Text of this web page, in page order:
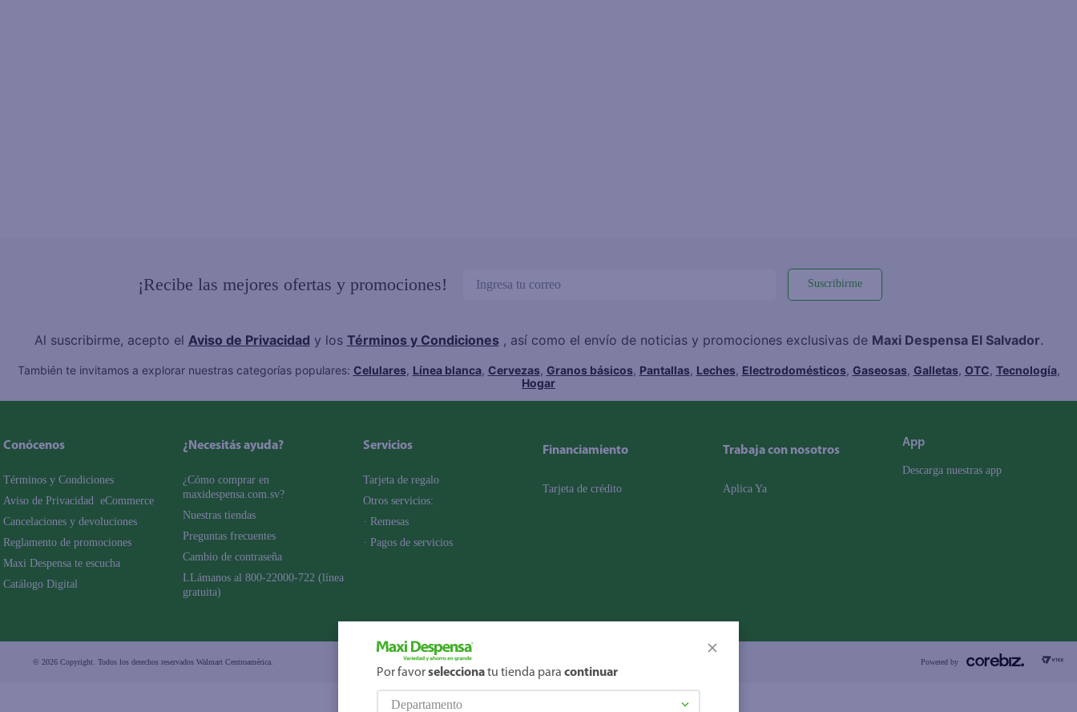
¡Recibe las mejores ofertas y promociones! Suscribirme
Al suscribirme, acepto el Aviso de Privacidad y los Términos y Condiciones, así como el envío de noticias y promociones exclusivas de Maxi Despensa El Salvador.
También te invitamos a explorar nuestras categorías populares: Celulares, Línea blanca, Cervezas, Granos básicos, Pantallas, Leches, Electrodomésticos, Gaseosas, Galletas, OTC, Tecnología,
Hogar
Conócenos
Términos y Condiciones
Aviso de Privacidad  eCommerce
Cancelaciones y devoluciones
Reglamento de promociones
Maxi Despensa te escucha
Catálogo Digital
¿Necesitás ayuda?
¿Cómo comprar en
maxidespensa.com.sv?
Nuestras tiendas
Preguntas frecuentes
Cambio de contraseña
LLámanos al 800-22000-722 (línea
gratuita)
Servicios
Tarjeta de regalo
Otros servicios:
· Remesas
· Pagos de servicios
Financiamiento
Tarjeta de crédito
Trabaja con nosotros
Aplica Ya
App
Descarga nuestras app
© 2026 Copyright. Todos los derechos reservados Walmart Centroamérica. Powered by
Por favorseleccionatu tienda para continuar
Departamento